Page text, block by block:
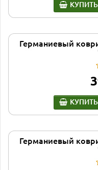
КУПИТЬ
Германиевый
КУПИТЬ
Германиевый